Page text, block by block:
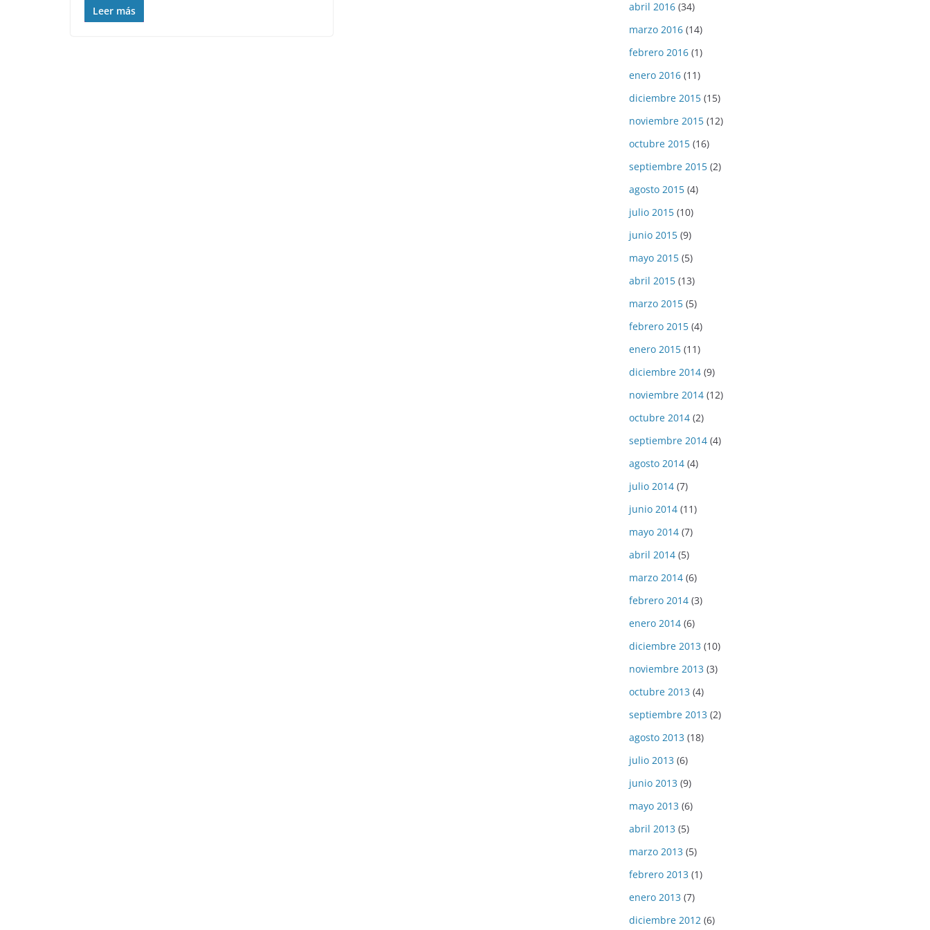
Leer más abril 2016 (34)
marzo 2016 (14)
febrero 2016 (1)
enero 2016 (11)
diciembre 2015 (15)
noviembre 2015 (12)
octubre 2015 (16)
septiembre 2015 (2)
agosto 2015 (4)
julio 2015 (10)
junio 2015 (9)
mayo 2015 (5)
abril 2015 (13)
marzo 2015 (5)
febrero 2015 (4)
enero 2015 (11)
diciembre 2014 (9)
noviembre 2014 (12)
octubre 2014 (2)
septiembre 2014 (4)
agosto 2014 (4)
julio 2014 (7)
junio 2014 (11)
mayo 2014 (7)
abril 2014 (5)
marzo 2014 (6)
febrero 2014 (3)
enero 2014 (6)
diciembre 2013 (10)
noviembre 2013 (3)
octubre 2013 (4)
septiembre 2013 (2)
agosto 2013 (18)
julio 2013 (6)
junio 2013 (9)
mayo 2013 (6)
abril 2013 (5)
marzo 2013 (5)
febrero 2013 (1)
enero 2013 (7)
diciembre 2012 (6)